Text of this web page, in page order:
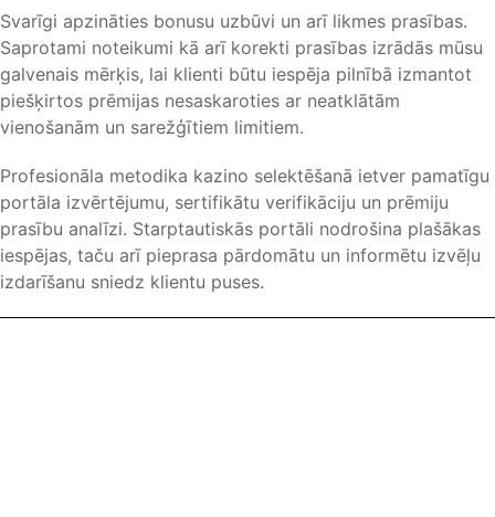
Svarīgi apzināties bonusu uzbūvi un arī likmes prasības.
Saprotami noteikumi kā arī korekti prasības izrādās mūsu
galvenais mērķis, lai klienti būtu iespēja pilnībā izmantot
piešķirtos prēmijas nesaskaroties ar neatklātām
vienošanām un sarežģītiem limitiem.
Profesionāla metodika kazino selektēšanā ietver pamatīgu
portāla izvērtējumu, sertifikātu verifikāciju un prēmiju
prasību analīzi. Starptautiskās portāli nodrošina plašākas
iespējas, taču arī pieprasa pārdomātu un informētu izvēļu
izdarīšanu sniedz klientu puses.